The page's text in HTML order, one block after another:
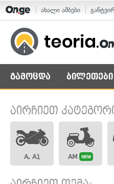
ახალი ამბები
გამოცდა ბილეთები
აირჩიეთ
A, A1 AM NEW